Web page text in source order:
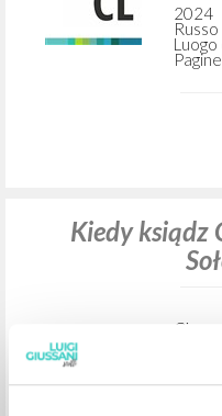
2024
Russo
Luogo
Kiedy ksiądz